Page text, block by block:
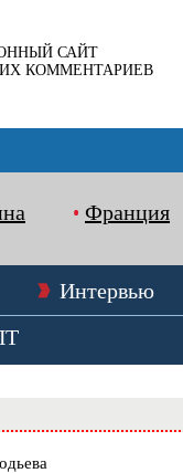
САЙТ
КОММЕНТАРИЕВ
Франция
Интервью